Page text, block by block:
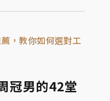
，教你如何選對工
冠男的42堂